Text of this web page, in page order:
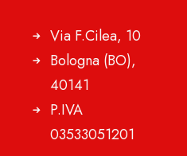
Via F.Cilea, 10
Bologna (BO),
40141
P.IVA
03533051201